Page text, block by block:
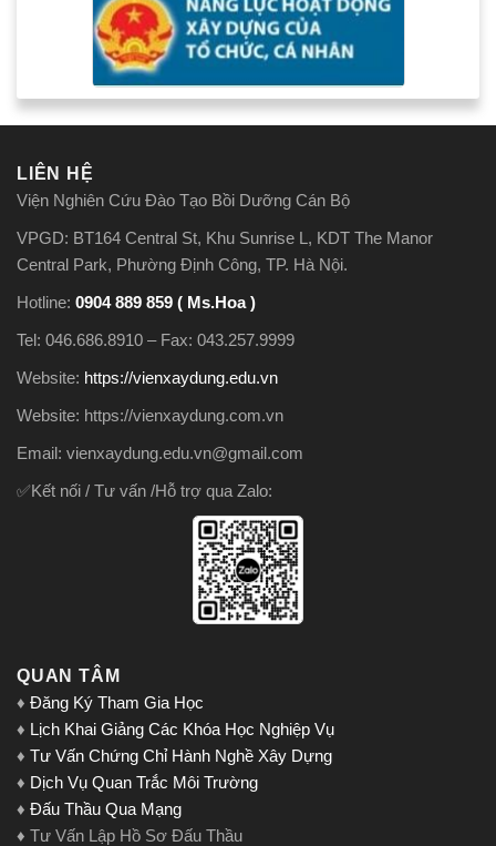
LIÊN HỆ
Viện Nghiên Cứu Đào Tạo Bồi Dưỡng Cán Bộ
VPGD: BT164 Central St, Khu Sunrise L, KDT The Manor
Central Park, Phường Định Công, TP. Hà Nội.
Hotline: 0904 889 859 ( Ms.Hoa )
Tel: 046.686.8910 – Fax: 043.257.9999
Website: https://vienxaydung.edu.vn
Website: https://vienxaydung.com.vn
Email: vienxaydung.edu.vn@gmail.com
✅Kết nối / Tư vấn /Hỗ trợ qua Zalo:
QUAN TÂM
♦ Đăng Ký Tham Gia Học
♦ Lịch Khai Giảng Các Khóa Học Nghiệp Vụ
♦ Tư Vấn Chứng Chỉ Hành Nghề Xây Dựng
♦ Dịch Vụ Quan Trắc Môi Trường
♦ Đấu Thầu Qua Mạng
♦ Tư Vấn Lập Hồ Sơ Đấu Thầu